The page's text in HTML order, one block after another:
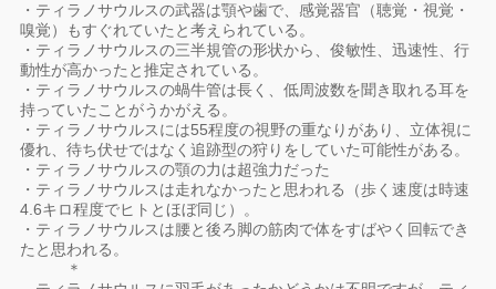
・ティラノサウルスの武器は顎や歯で、感覚器官（聴覚・視覚・
嗅覚）もすぐれていたと考えられている。
・ティラノサウルスの三半規管の形状から、俊敏性、迅速性、行
動性が高かったと推定されている。
・ティラノサウルスの蝸牛管は長く、低周波数を聞き取れる耳を
持っていたことがうかがえる。
・ティラノサウルスには55程度の視野の重なりがあり、立体視に
優れ、待ち伏せではなく追跡型の狩りをしていた可能性がある。
・ティラノサウルスの顎の力は超強力だった
・ティラノサウルスは走れなかったと思われる（歩く速度は時速
4.6キロ程度でヒトとほぼ同じ）。
・ティラノサウルスは腰と後ろ脚の筋肉で体をすばやく回転でき
たと思われる。
＊